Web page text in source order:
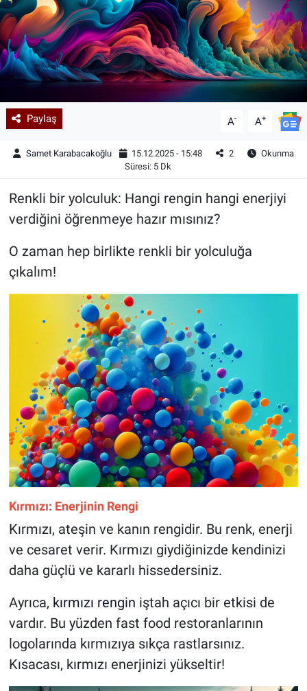
Paylaş A- A+
Samet Karabacakoğlu 15.12.2025 - 15:48 2
Okunma
Süresi: 5 Dk
Renkli bir yolculuk: Hangi rengin hangi enerjiyi
verdiğini öğrenmeye hazır mısınız?
O zaman hep birlikte renkli bir yolculuğa
çıkalım!
Kırmızı: Enerjinin Rengi
Kırmızı, ateşin ve kanın rengidir. Bu renk, enerji
ve cesaret verir. Kırmızı giydiğinizde kendinizi
daha güçlü ve kararlı hissedersiniz.
Ayrıca, kırmızı rengin iştah açıcı bir etkisi de
vardır. Bu yüzden fast food restoranlarının
logolarında kırmızıya sıkça rastlarsınız.
Kısacası, kırmızı enerjinizi yükseltir!
Teknoloji
Yazarlar